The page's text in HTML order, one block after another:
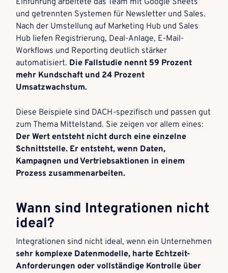
und getrennten Systemen für Newsletter und Sales.
Nach der Umstellung auf Marketing Hub und Sales
Hub liefen Registrierung, Deal-Anlage, E-Mail-
Workflows und Reporting deutlich stärker
automatisiert. Die Fallstudie nennt 59 Prozent
mehr Kundschaft und 24 Prozent
Umsatzwachstum.
Diese Beispiele sind DACH-spezifisch und passen gut
zum Thema Mittelstand. Sie zeigen vor allem eines:
Der Wert entsteht nicht durch eine einzelne
Schnittstelle. Er entsteht, wenn Daten,
Kampagnen und Vertriebsaktionen in einem
Prozess zusammenarbeiten.
Wann sind Integrationen nicht
ideal?
Integrationen sind nicht ideal, wenn ein Unternehmen
sehr komplexe Datenmodelle, harte Echtzeit-
Anforderungen oder vollständige Kontrolle über